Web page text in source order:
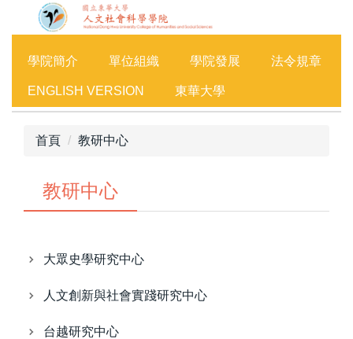
容
學院簡介 單位組織 學院發展 法令規章
ENGLISH VERSION 東華大學
首頁 教研中心
教研中心
大眾史學研究中心
人文創新與社會實踐研究中心
台越研究中心